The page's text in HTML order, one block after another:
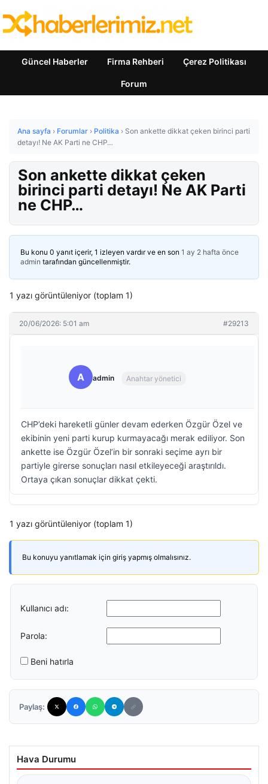
Güncel Haberler Firma Rehberi Çerez Politikası
Forum
Ana sayfa › Forumlar › Politika › Son ankette dikkat çeken birinci parti
detayı! Ne AK Parti ne CHP…
Son ankette dikkat çeken
birinci parti detayı! Ne AK Parti
ne CHP…
Bu konu 0 yanıt içerir, 1 izleyen vardır ve en son 1 ay 2 hafta önce
admin tarafından güncellenmiştir.
1 yazı görüntüleniyor (toplam 1)
20/06/2026: 5:01 am #29213
A admin Anahtar yönetici
CHP’deki hareketli günler devam ederken Özgür Özel ve
ekibinin yeni parti kurup kurmayacağı merak ediliyor. Son
ankette ise Özgür Özel’in bir sonraki seçime ayrı bir
partiyle girerse sonuçları nasıl etkileyeceği araştırıldı.
Ortaya çıkan sonuçlar dikkat çekti.
1 yazı görüntüleniyor (toplam 1)
Bu konuyu yanıtlamak için giriş yapmış olmalısınız.
Kullanıcı adı:
Parola:
Beni hatırla
Paylaş:
Hava Durumu